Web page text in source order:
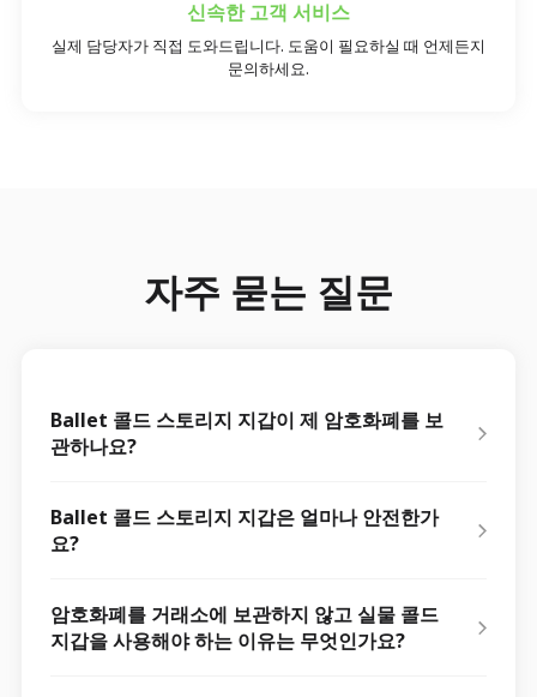
신속한 고객 서비스
실제 담당자가 직접 도와드립니다. 도움이 필요하실 때 언제든지
문의하세요.
자주 묻는 질문
Ballet 콜드 스토리지 지갑이 제 암호화폐를 보
관하나요?
Ballet 콜드 스토리지 지갑은 얼마나 안전한가
요?
암호화폐를 거래소에 보관하지 않고 실물 콜드
지갑을 사용해야 하는 이유는 무엇인가요?